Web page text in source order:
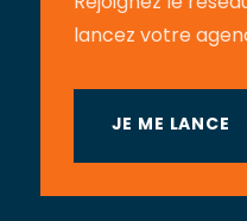
Rejoignez le
lancez votre
JE ME LANCE